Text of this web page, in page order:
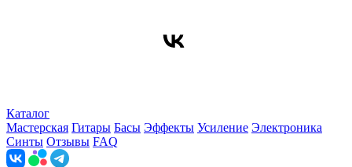
Каталог
Мастерская Гитары Басы Эффекты Усиление Электроника
Синты Отзывы FAQ